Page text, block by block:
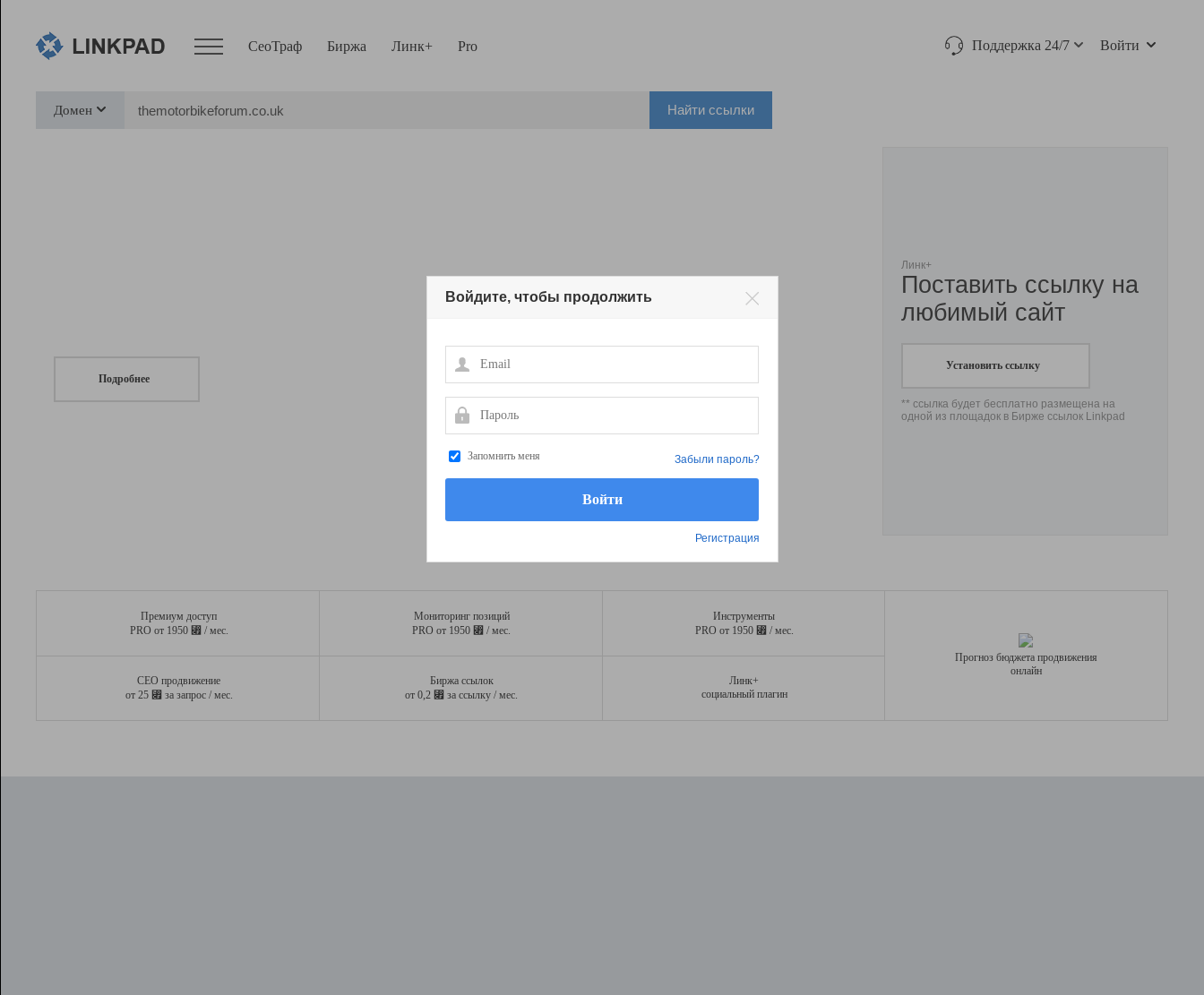
СеоТраф Биржа Линк+ Pro Поддержка 24/7 Войти
Домен Найти ссылки
Подробнее
Линк+
Поставить ссылку на
любимый сайт
Установить ссылку
** ссылка будет бесплатно размещена на
одной из площадок в Бирже ссылок Linkpad
Премиум доступ
PRO от 1950 ⃏ / мес.
Мониторинг позиций
PRO от 1950 ⃏ / мес.
Инструменты
PRO от 1950 ⃏ / мес.
СЕО продвижение
от 25 ⃏ за запрос / мес.
Биржа ссылок
от 0,2 ⃏ за ссылку / мес.
Линк+
социальный плагин
Прогноз бюджета продвижения
онлайн
Войдите, чтобы продолжить
Email
Пароль
Запомнить меня
Регистрация
Забыли пароль?